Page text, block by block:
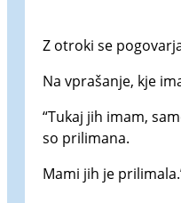
Z otroki se
Na vprašanje, kje
“Tukaj jih imam,
so prilimana.
Mami jih je